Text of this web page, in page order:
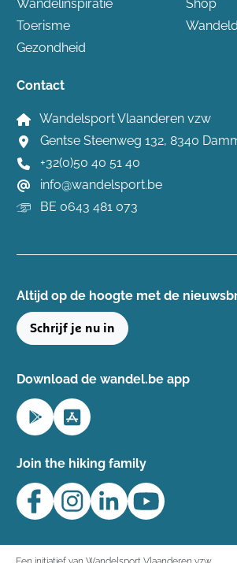
Wandelinspiratie
Toerisme
Gezondheid
Shop
Contact
Wandelsport Vlaanderen vzw
Gentse Steenweg 132, 8340
+32(0)50 40 51 40
info@wandelsport.be
BE 0643 481 073
Altijd op de hoogte ​met de
Schrijf je nu in
Download de wandel.be app
Join the hiking family